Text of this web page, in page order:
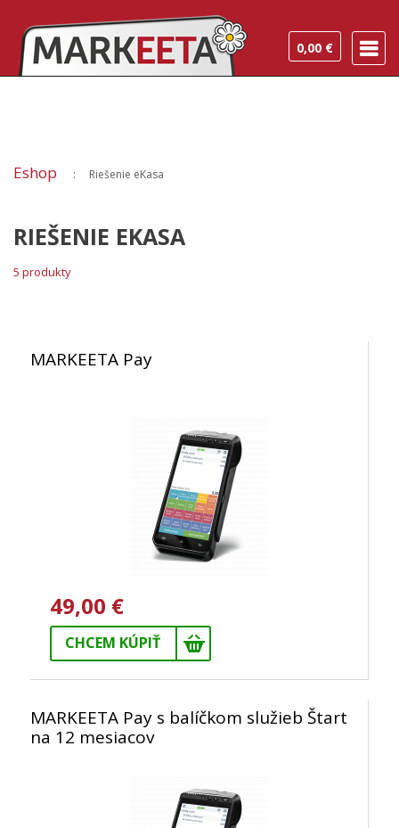
0,00 €
Eshop Riešenie eKasa
RIEŠENIE EKASA
5 produkty
MARKEETA Pay
49,00 €
CHCEM KÚPIŤ
MARKEETA Pay s balíčkom služieb Štart
na 12 mesiacov